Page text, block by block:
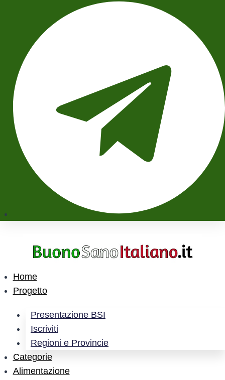
Home
Progetto
Presentazione BSI
Iscriviti
Regioni e Provincie
Categorie
Alimentazione